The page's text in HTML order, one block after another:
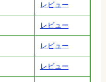
レビュー
レビュー
レビュー
レビュー